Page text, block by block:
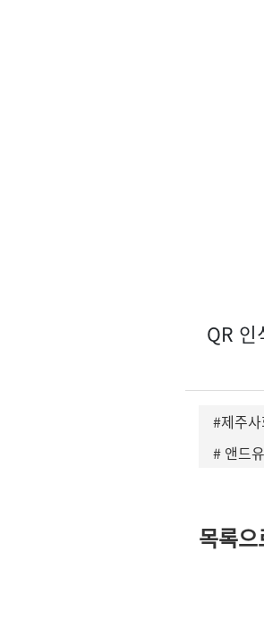
QR 인
#제주
# 앤드유
목록으